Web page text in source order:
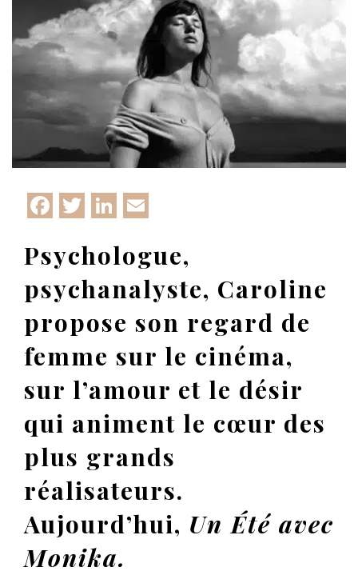
Facebook
Twitter
LinkedIn
Psychologue,
psychanalyste, Caroline
propose son regard de
femme sur le cinéma,
sur l’amour et le désir
qui animent le cœur des
plus grands
réalisateurs.
Aujourd’hui, Un Été avec
Monika.